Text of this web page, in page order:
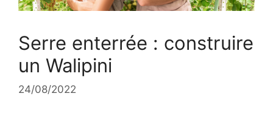
Serre enterrée : construire
un Walipini
24/08/2022